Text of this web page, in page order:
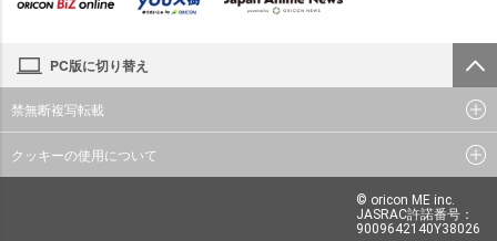
PC版に切り替え
禁無断複写転載
クッキーの使用について
© oricon ME inc.
JASRAC許諾番号：
9009642140Y38026